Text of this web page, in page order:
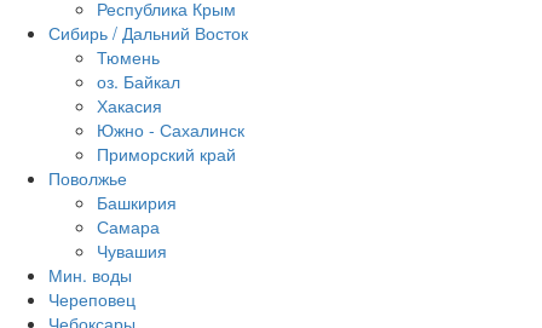
Республика Крым
Сибирь / Дальний Восток
Тюмень
оз. Байкал
Хакасия
Южно - Сахалинск
Приморский край
Поволжье
Башкирия
Самара
Чувашия
Мин. воды
Череповец
Чебоксары